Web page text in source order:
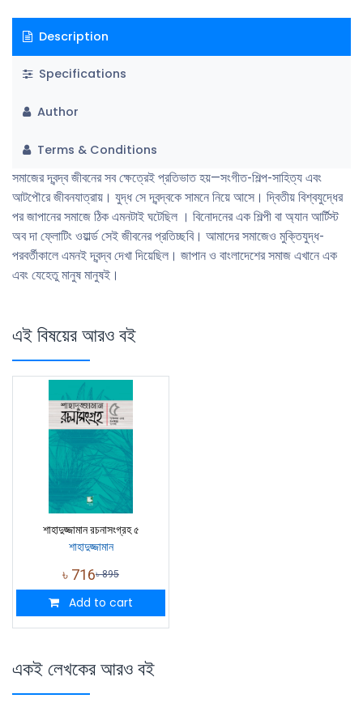
Description
Specifications
Author
Terms & Conditions
সমাজের দ্বন্দ্ব জীবনের সব ক্ষেত্রেই প্রতিভাত হয়—সংগীত-শিল্প-সাহিত্য এবং
আটপৌরে জীবনযাত্রায়। যুদ্ধ সে দ্বন্দ্বকে সামনে নিয়ে আসে। দ্বিতীয় বিশ্বযুদ্ধের
পর জাপানের সমাজে ঠিক এমনটাই ঘটেছিল । বিনােদনের এক শিল্পী বা অ্যান আর্টিস্ট
অব দা ফ্লোটিং ওয়ার্ল্ড সেই জীবনের প্রতিচ্ছবি। আমাদের সমাজেও মুক্তিযুদ্ধ-
পরবর্তীকালে এমনই দ্বন্দ্ব দেখা দিয়েছিল। জাপান ও বাংলাদেশের সমাজ এখানে এক
এবং যেহেতু মানুষ মানুষই।
এই বিষয়ের আরও বই
শাহাদুজ্জামান রচনাসংগ্রহ ৫
শাহাদুজ্জামান
৳ 716৳895
Add to cart
একই লেখকের আরও বই